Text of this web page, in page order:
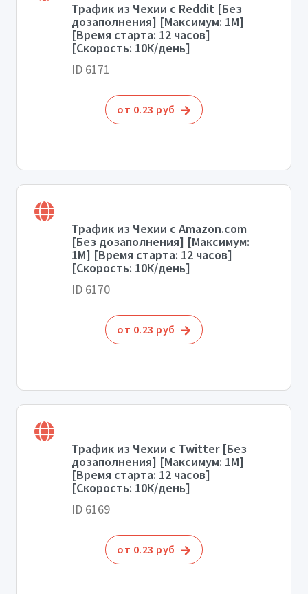
Трафик из Чехии с Reddit [Без
дозаполнения] [Максимум: 1М]
[Время старта: 12 часов]
[Скорость: 10К/день]
ID 6171
от 0.23 руб
Трафик из Чехии с Amazon.com
[Без дозаполнения] [Максимум:
1М] [Время старта: 12 часов]
[Скорость: 10К/день]
ID 6170
от 0.23 руб
Трафик из Чехии с Twitter [Без
дозаполнения] [Максимум: 1М]
[Время старта: 12 часов]
[Скорость: 10К/день]
ID 6169
от 0.23 руб